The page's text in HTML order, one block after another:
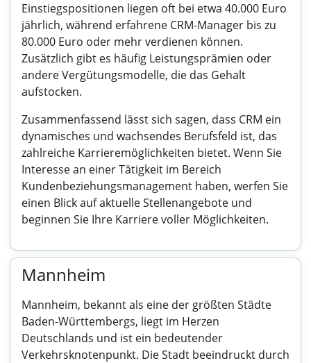
Einstiegspositionen liegen oft bei etwa 40.000 Euro
jährlich, während erfahrene CRM-Manager bis zu
80.000 Euro oder mehr verdienen können.
Zusätzlich gibt es häufig Leistungsprämien oder
andere Vergütungsmodelle, die das Gehalt
aufstocken.
Zusammenfassend lässt sich sagen, dass CRM ein
dynamisches und wachsendes Berufsfeld ist, das
zahlreiche Karrieremöglichkeiten bietet. Wenn Sie
Interesse an einer Tätigkeit im Bereich
Kundenbeziehungsmanagement haben, werfen Sie
einen Blick auf aktuelle Stellenangebote und
beginnen Sie Ihre Karriere voller Möglichkeiten.
Mannheim
Mannheim, bekannt als eine der größten Städte
Baden-Württembergs, liegt im Herzen
Deutschlands und ist ein bedeutender
Verkehrsknotenpunkt. Die Stadt beeindruckt durch